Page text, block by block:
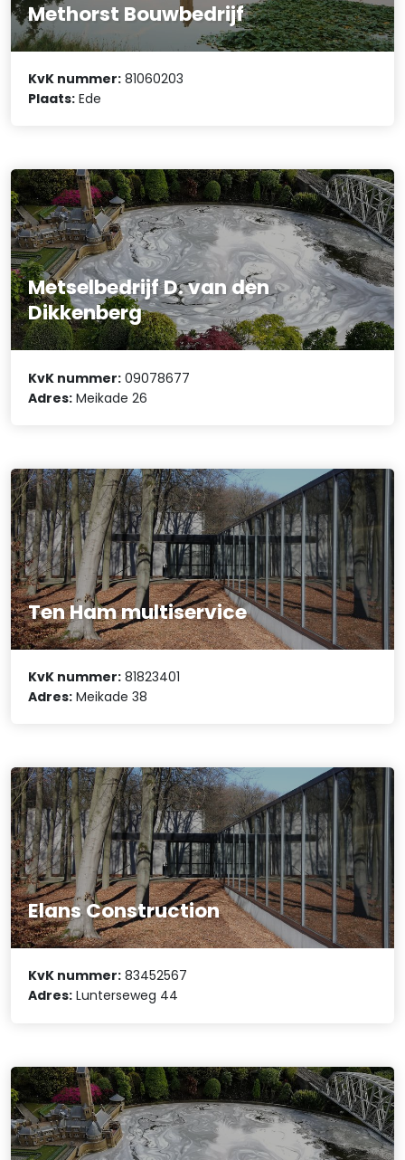
Methorst Bouwbedrijf
KvK nummer: 81060203
Plaats: Ede
Metselbedrijf D. van den
Dikkenberg
KvK nummer: 09078677
Adres: Meikade 26
Ten Ham multiservice
KvK nummer: 81823401
Adres: Meikade 38
Elans Construction
KvK nummer: 83452567
Adres: Lunterseweg 44